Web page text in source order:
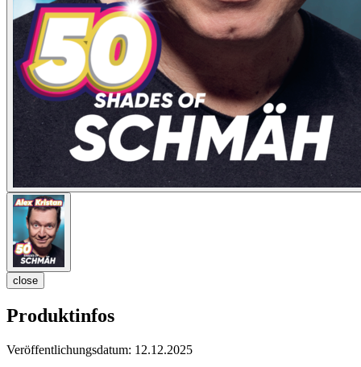
close
Produktinfos
Veröffentlichungsdatum: 12.12.2025